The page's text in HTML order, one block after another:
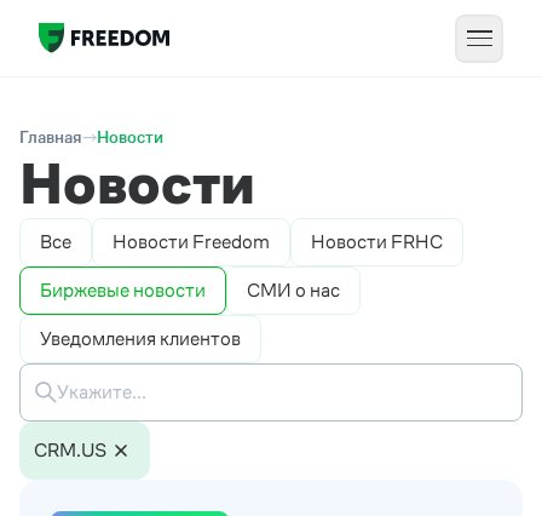
Главная Новости
Новости
Все Новости Freedom Новости FRHC
Биржевые новости СМИ о нас
Уведомления клиентов
CRM.US